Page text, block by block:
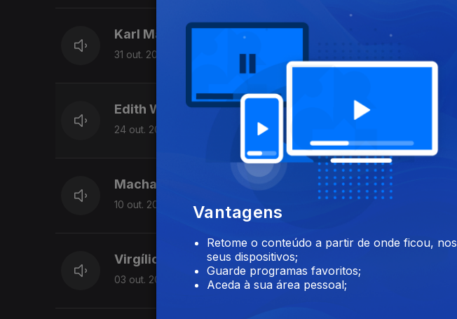
Karl Marx
31 out. 2017
Edith Wharton / William Morton Fullerton
24 out. 2017
Machado de Assis à sua noiva Carolina
10 out. 2017
Virgílio Ferreira - Em nome da Terra
03 out. 2017
Vantagens
Retome o conteúdo a partir de onde ficou, nos
seus dispositivos;
Guarde programas favoritos;
Aceda à sua área pessoal;